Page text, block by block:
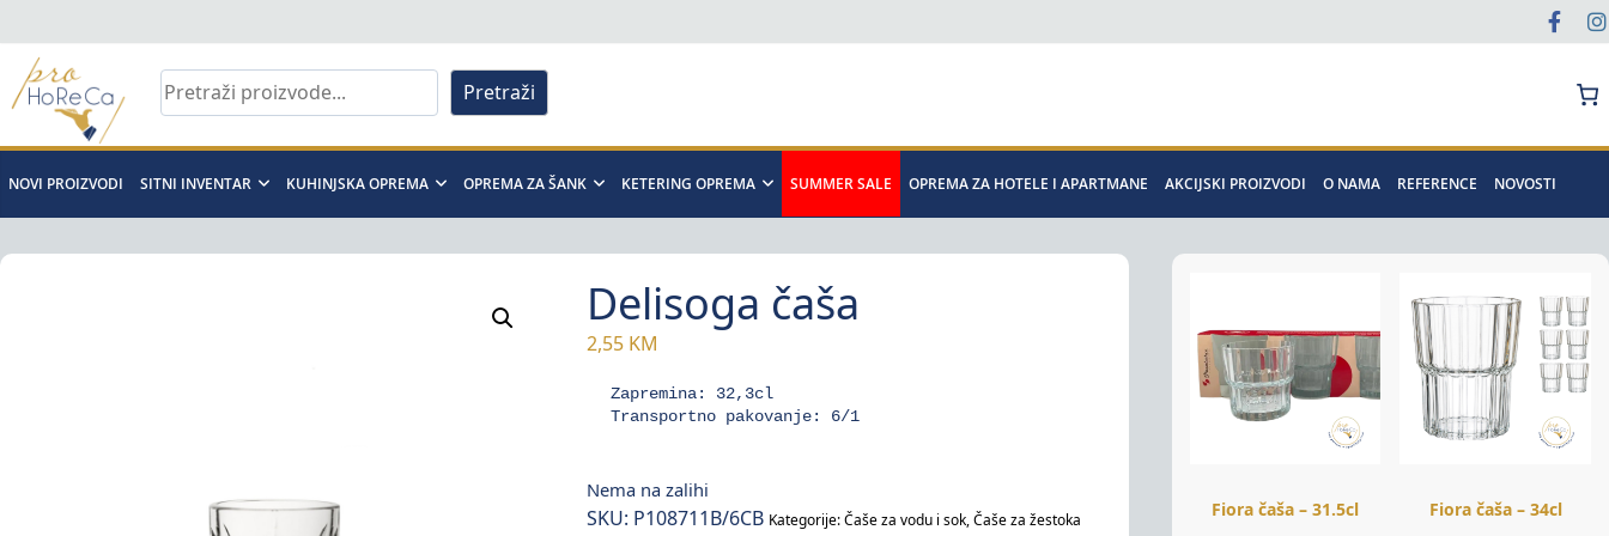
to
content
Pro
Horeca
d.o.o
Pretraži
NOVI PROIZVODI SITNI INVENTAR KUHINJSKA OPREMA OPREMA ZA ŠANK KETERING OPREMA SUMMER SALE OPREMA ZA HOTELE I APARTMANE AKCIJSKI PROIZVODI O NAMA REFERENCE NOVOSTI
Delisoga čaša
2,55 KM
Zapremina: 32,3cl
Transportno pakovanje: 6/1
Nema na zalihi
SKU: P108711B/6CB Kategorije:Čaše za vodu i sok,Čaše za žestoka
Fiora čaša – 31.5cl
Fiora čaša – 34cl